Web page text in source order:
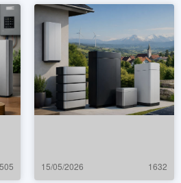
15/05/2026 1632